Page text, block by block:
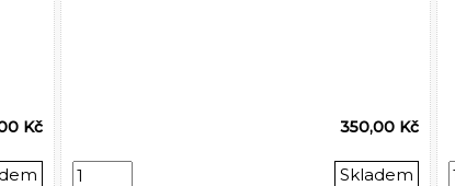
Kč 350,00 Kč
Skladem